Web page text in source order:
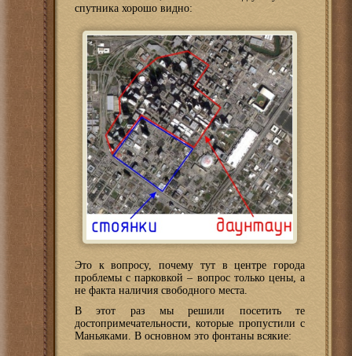
спутника хорошо видно:
Это к вопросу, почему тут в центре города
проблемы с парковкой – вопрос только цены, а
не факта наличия свободного места.
В этот раз мы решили посетить те
достопримечательности, которые пропустили с
Маньяками. В основном это фонтаны всякие: